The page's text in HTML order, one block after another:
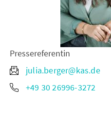
Pressereferentin
julia.berger@kas.de
+49 30 26996-3272